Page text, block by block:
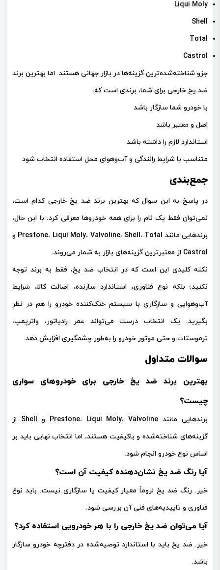
Liqui Moly
Shell
Total
Castrol
جزو شناخته‌شده‌ترین گزینه‌ها در بازار جهانی هستند. اما بهترین برند
ضد یخ خارجی برای شما، برندی است که:
با خودرو شما سازگار باشد
اصل و معتبر باشد
استاندارد لازم را داشته باشد
متناسب با شرایط رانندگی و آب‌وهوای محل استفاده انتخاب شود
جمع‌بندی
در پاسخ به این سوال که بهترین برند ضد یخ خارجی کدام است،
نمی‌توان فقط یک نام را برای همه خودروها معرفی کرد. با این حال،
برندهایی مانند
Prestone، Liqui Moly، Valvoline، Shell، Total و
Castrol از معتبرترین گزینه‌های بازار به شمار می‌روند.
نکته کلیدی این است که در انتخاب ضد یخ، فقط به برند توجه
نکنید؛ بلکه نوع فناوری، استاندارد سازنده، اصالت کالا، شرایط
آب‌وهوایی و سازگاری با سیستم خنک‌کننده خودرو را هم در نظر
بگیرید. یک انتخاب درست می‌تواند عمر رادیاتور، واترپمپ،
ترموستات و حتی موتور خودرو را به‌طور چشمگیری افزایش دهد.
سوالات متداول
بهترین برند ضد یخ خارجی برای خودروهای سواری
چیست؟
برندهایی مانند Prestone، Liqui Moly، Valvoline و Shell
از
گزینه‌های شناخته‌شده و باکیفیت هستند، اما انتخاب نهایی باید بر
اساس نوع خودرو انجام شود.
آیا رنگ ضد یخ نشان‌دهنده کیفیت آن است؟
خیر. رنگ ضد یخ لزوماً معیار کیفیت یا سازگاری نیست. باید نوع
فناوری و تاییدیه‌های فنی آن بررسی شود.
آیا می‌توان ضد یخ خارجی را با هر خودرویی استفاده کرد؟
خیر. ضد یخ باید با استاندارد توصیه‌شده در دفترچه خودرو سازگار
باشد.